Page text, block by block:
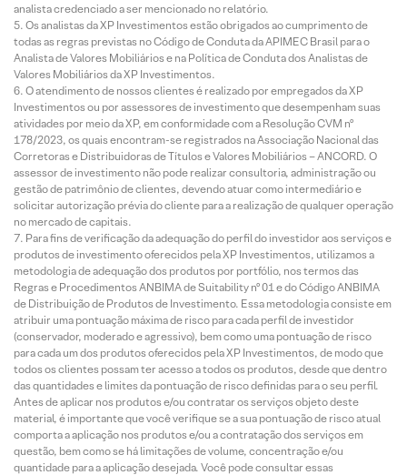
analista credenciado a ser mencionado no relatório.
Os analistas da XP Investimentos estão obrigados ao cumprimento de
todas as regras previstas no Código de Conduta da APIMEC Brasil para o
Analista de Valores Mobiliários e na Política de Conduta dos Analistas de
Valores Mobiliários da XP Investimentos.
O atendimento de nossos clientes é realizado por empregados da XP
Investimentos ou por assessores de investimento que desempenham suas
atividades por meio da XP, em conformidade com a Resolução CVM nº
178/2023, os quais encontram-se registrados na Associação Nacional das
Corretoras e Distribuidoras de Títulos e Valores Mobiliários – ANCORD. O
assessor de investimento não pode realizar consultoria, administração ou
gestão de patrimônio de clientes, devendo atuar como intermediário e
solicitar autorização prévia do cliente para a realização de qualquer operação
no mercado de capitais.
Para fins de verificação da adequação do perfil do investidor aos serviços e
produtos de investimento oferecidos pela XP Investimentos, utilizamos a
metodologia de adequação dos produtos por portfólio, nos termos das
Regras e Procedimentos ANBIMA de Suitability nº 01 e do Código ANBIMA
de Distribuição de Produtos de Investimento. Essa metodologia consiste em
atribuir uma pontuação máxima de risco para cada perfil de investidor
(conservador, moderado e agressivo), bem como uma pontuação de risco
para cada um dos produtos oferecidos pela XP Investimentos, de modo que
todos os clientes possam ter acesso a todos os produtos, desde que dentro
das quantidades e limites da pontuação de risco definidas para o seu perfil.
Antes de aplicar nos produtos e/ou contratar os serviços objeto deste
material, é importante que você verifique se a sua pontuação de risco atual
comporta a aplicação nos produtos e/ou a contratação dos serviços em
questão, bem como se há limitações de volume, concentração e/ou
quantidade para a aplicação desejada. Você pode consultar essas